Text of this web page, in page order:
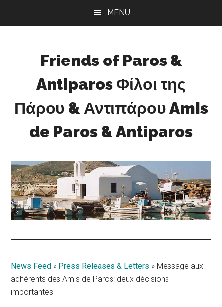
MENU
Friends of Paros &
Antiparos Φίλοι της
Πάρου & Αντιπάρου Amis
de Paros & Antiparos
development
for
Paros
&
Antiparos
News Feed » Press Releases & Letters » Message aux
adhérents des Amis de Paros: deux décisions
importantes